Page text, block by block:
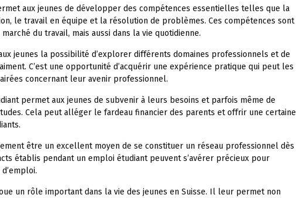
aux jeunes de développer des compétences essentielles telles que la
le travail en équipe et la résolution de problèmes. Ces compétences sont
du travail, mais aussi dans la vie quotidienne.
jeunes la possibilité d’explorer différents domaines professionnels et de
C’est une opportunité d’acquérir une expérience pratique qui peut les
concernant leur avenir professionnel.
permet aux jeunes de subvenir à leurs besoins et parfois même de
Cela peut alléger le fardeau financier des parents et offrir une certaine
être un excellent moyen de se constituer un réseau professionnel dès
établis pendant un emploi étudiant peuvent s’avérer précieux pour
un rôle important dans la vie des jeunes en Suisse. Il leur permet non